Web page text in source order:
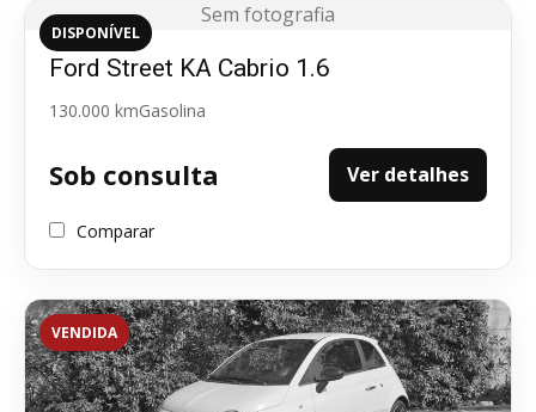
Sem fotografia
DISPONÍVEL
Ford Street KA Cabrio 1.6
130.000 kmGasolina
Sob consulta Ver detalhes
Comparar
VENDIDA